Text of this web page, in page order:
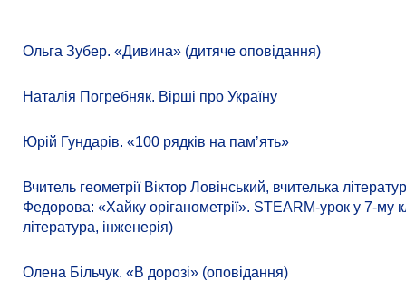
Ольга Зубер. «Дивина» (дитяче оповідання)
Наталія Погребняк. Вірші про Україну
Юрій Гундарів. «100 рядків на памʼять»
Вчитель геометрії Віктор Ловінський, вчителька
Федорова: «Хайку оріганометрії». STEARM-урок у 7-му
література, інженерія)
Олена Більчук. «В дорозі» (оповідання)